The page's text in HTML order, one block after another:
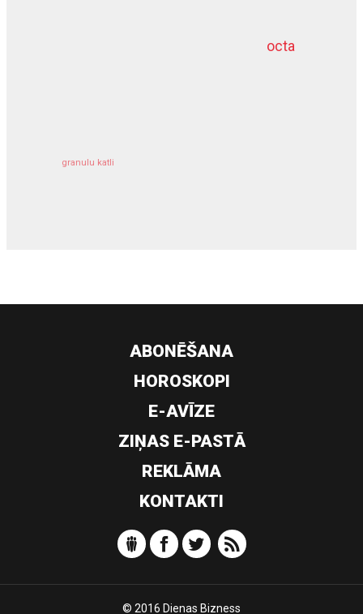
octa
granulu katli
dziļurbums
ABONĒŠANA
HOROSKOPI
E-AVĪZE
ZIŅAS E-PASTĀ
REKLĀMA
KONTAKTI
© 2016 Dienas Bizness